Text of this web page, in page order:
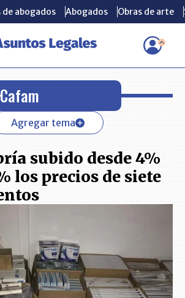
abogados Abogados Obras de arte
abogados Abogados Obras de arte
Cafam
Agregar tema
subido desde 4%
los precios de siete